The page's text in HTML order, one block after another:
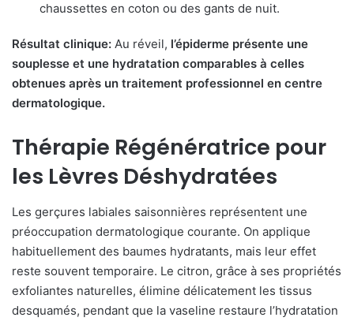
chaussettes en coton ou des gants de nuit.
Résultat clinique: Au réveil, l’épiderme présente une
souplesse et une hydratation comparables à celles
obtenues après un traitement professionnel en centre
dermatologique.
Thérapie Régénératrice pour
les Lèvres Déshydratées
Les gerçures labiales saisonnières représentent une
préoccupation dermatologique courante. On applique
habituellement des baumes hydratants, mais leur effet
reste souvent temporaire. Le citron, grâce à ses propriétés
exfoliantes naturelles, élimine délicatement les tissus
desquamés, pendant que la vaseline restaure l’hydratation